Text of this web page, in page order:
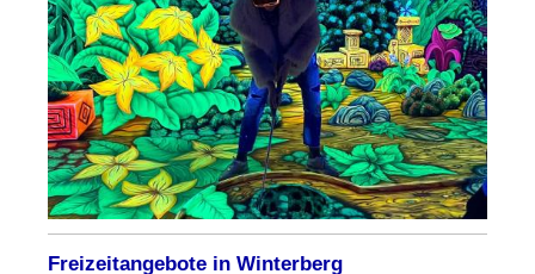
Freizeitangebote in Winterberg